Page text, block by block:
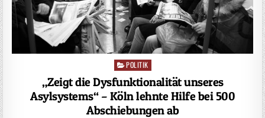
Posted
in
POLITIK
„Zeigt die Dysfunktionalität unseres
Asylsystems“ – Köln lehnte Hilfe bei 500
Abschiebungen ab